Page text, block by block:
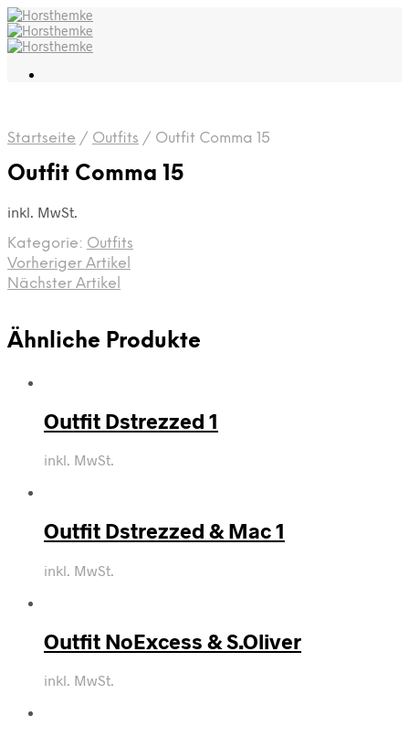
Startseite / Outfits / Outfit Comma 15
Outfit Comma 15
inkl. MwSt.
Kategorie: Outfits
Vorheriger Artikel
Nächster Artikel
Ähnliche Produkte
Outfit Dstrezzed 1
inkl. MwSt.
Outfit Dstrezzed & Mac 1
inkl. MwSt.
Outfit NoExcess & S.Oliver
inkl. MwSt.